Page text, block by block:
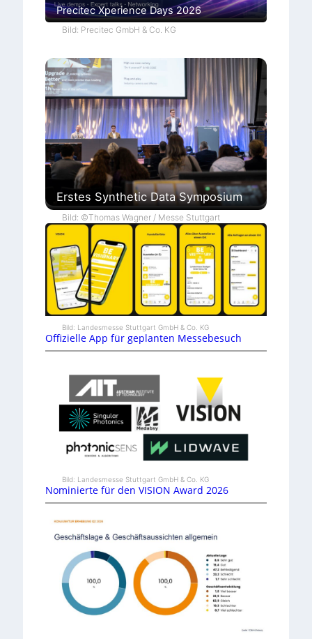
Precitec Xperience Days 2026
Bild: Precitec GmbH & Co. KG
Erstes Synthetic Data Symposium
Bild: ©Thomas Wagner / Messe Stuttgart
Bild: Landesmesse Stuttgart GmbH & Co. KG
Offizielle App für geplanten Messebesuch
Bild: Landesmesse Stuttgart GmbH & Co. KG
Nominierte für den VISION Award 2026